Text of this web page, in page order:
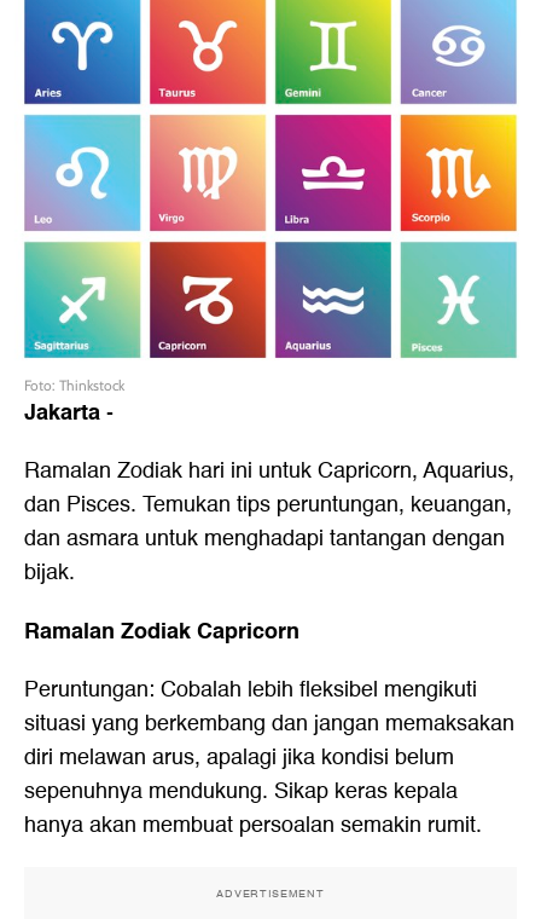
Foto: Thinkstock
Jakarta-
Ramalan Zodiak hari ini untuk Capricorn, Aquarius,
dan Pisces. Temukan tips peruntungan, keuangan,
dan asmara untuk menghadapi tantangan dengan
bijak.
Ramalan Zodiak Capricorn
Peruntungan: Cobalah lebih fleksibel mengikuti
situasi yang berkembang dan jangan memaksakan
diri melawan arus, apalagi jika kondisi belum
sepenuhnya mendukung. Sikap keras kepala
hanya akan membuat persoalan semakin rumit.
ADVERTISEMENT